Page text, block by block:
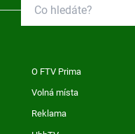
O FTV Prima
Volná místa
Reklama